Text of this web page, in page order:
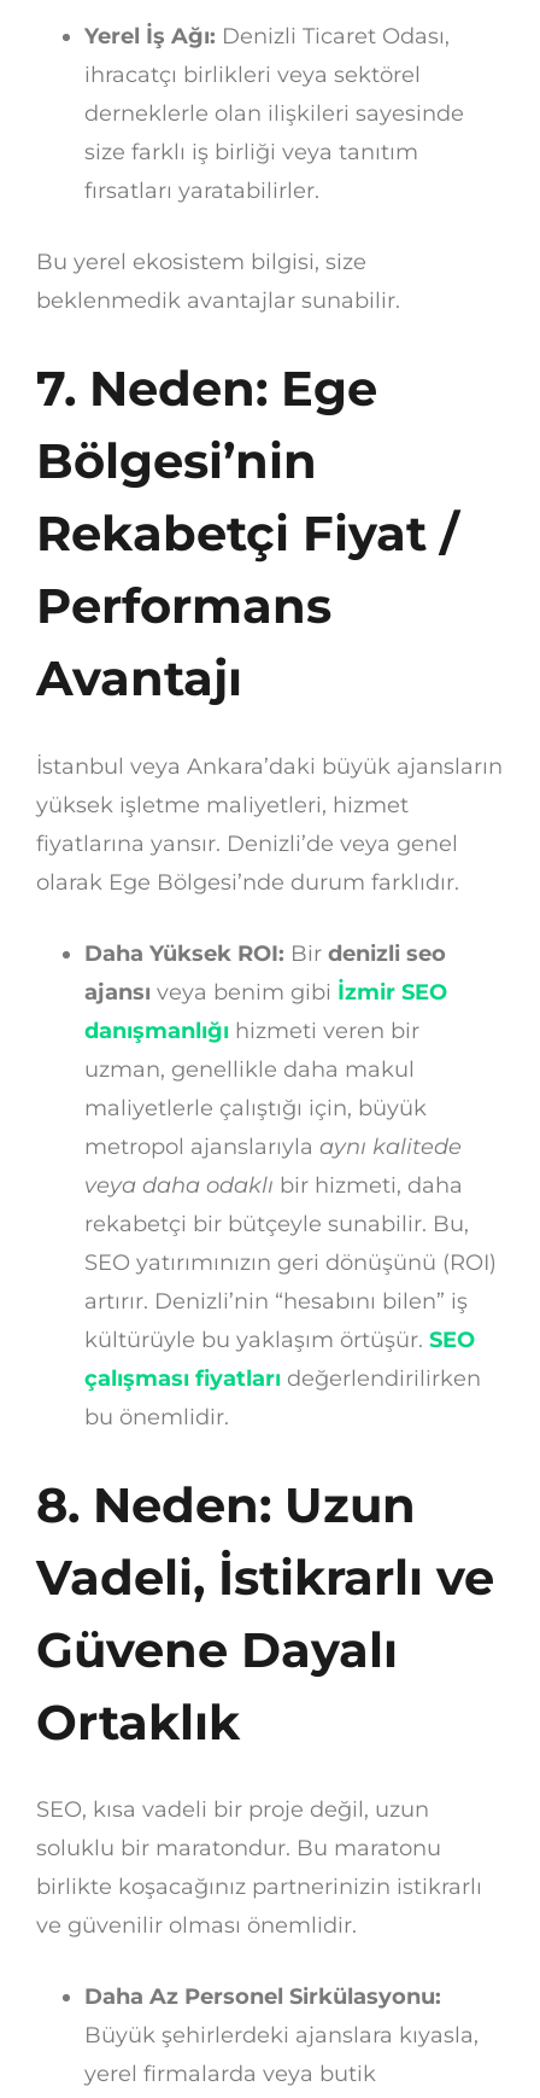
Yerel İş Ağı: Denizli Ticaret Odası,
ihracatçı birlikleri veya sektörel
derneklerle olan ilişkileri sayesinde
size farklı iş birliği veya tanıtım
fırsatları yaratabilirler.
Bu yerel ekosistem bilgisi, size
beklenmedik avantajlar sunabilir.
7. Neden: Ege
Bölgesi’nin
Rekabetçi Fiyat /
Performans
Avantajı
İstanbul veya Ankara’daki büyük ajansların
yüksek işletme maliyetleri, hizmet
fiyatlarına yansır. Denizli’de veya genel
olarak Ege Bölgesi’nde durum farklıdır.
Daha Yüksek ROI: Bir denizli seo
ajansı veya benim gibi İzmir SEO
danışmanlığı hizmeti veren bir
uzman, genellikle daha makul
maliyetlerle çalıştığı için, büyük
metropol ajanslarıyla aynı kalitede
veya daha odaklı bir hizmeti, daha
rekabetçi bir bütçeyle sunabilir. Bu,
SEO yatırımınızın geri dönüşünü (ROI)
artırır. Denizli’nin “hesabını bilen” iş
kültürüyle bu yaklaşım örtüşür. SEO
çalışması fiyatları değerlendirilirken
bu önemlidir.
8. Neden: Uzun
Vadeli, İstikrarlı ve
Güvene Dayalı
Ortaklık
SEO, kısa vadeli bir proje değil, uzun
soluklu bir maratondur. Bu maratonu
birlikte koşacağınız partnerinizin istikrarlı
ve güvenilir olması önemlidir.
Daha Az Personel Sirkülasyonu:
Büyük şehirlerdeki ajanslara kıyasla,
yerel firmalarda veya butik